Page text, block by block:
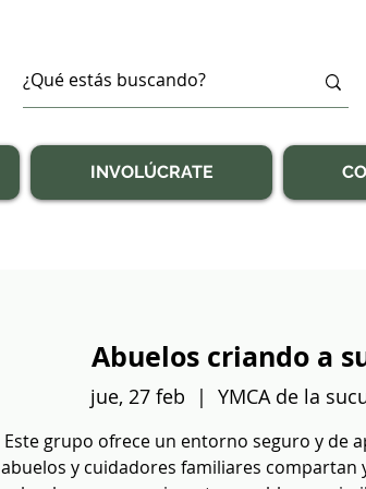
INVOLÚCRATE
Abuelos criando a
jue, 27 feb
  |
YMCA de la
Este grupo ofrece un entorno seguro y de
abuelos y cuidadores familiares compartan